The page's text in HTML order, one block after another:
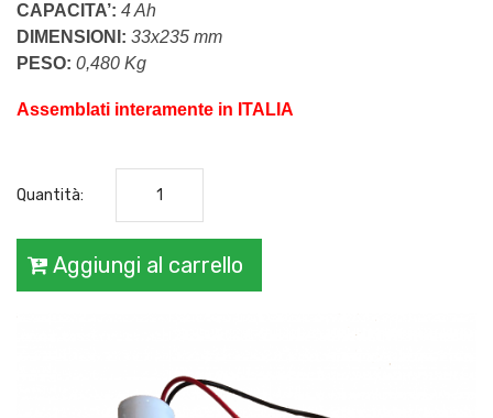
CAPACITA’: 4 Ah
DIMENSIONI: 33x235 mm
PESO: 0,480 Kg
Assemblati interamente in ITALIA
Quantità:
Aggiungi al carrello